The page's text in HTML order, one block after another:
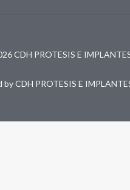
CDH PROTESIS E
by CDH PROTESIS E